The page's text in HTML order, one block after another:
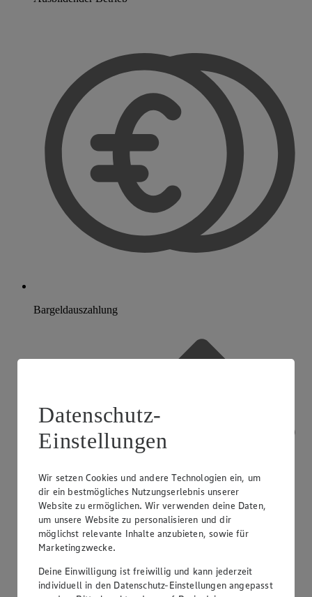
Bargeldauszahlung
Datenschutz-
Einstellungen
Wir setzen Cookies und andere Technologien ein, um
dir ein bestmögliches Nutzungserlebnis unserer
Website zu ermöglichen. Wir verwenden deine Daten,
um unsere Website zu personalisieren und dir
möglichst relevante Inhalte anzubieten, sowie für
Marketingzwecke.
Deine Einwilligung ist freiwillig und kann jederzeit
individuell in den Datenschutz-Einstellungen angepasst